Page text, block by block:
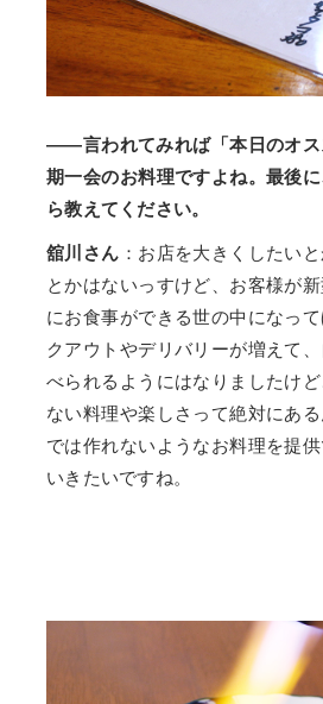
——言われてみれば「本日のオス
期一会のお料理ですよね。最後
ら教えてください。
舘川さん ：お店を大きくしたい
とかはないっすけど、お客様が
にお食事ができる世の中になっ
クアウトやデリバリーが増えて
べられるようにはなりましたけ
ない料理や楽しさって絶対にあ
では作れないようなお料理を提
いきたいですね。